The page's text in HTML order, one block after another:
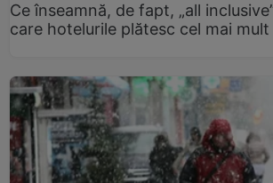
Ce înseamnă, de fapt, „all
care hotelurile plătesc cel mai mult